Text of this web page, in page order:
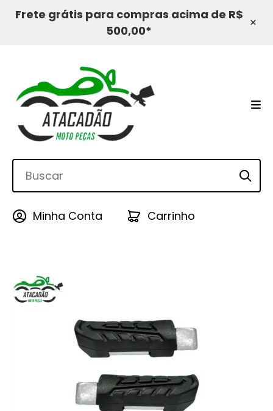
Frete grátis para compras acima de R$
500,00*
×
Minha Conta Carrinho